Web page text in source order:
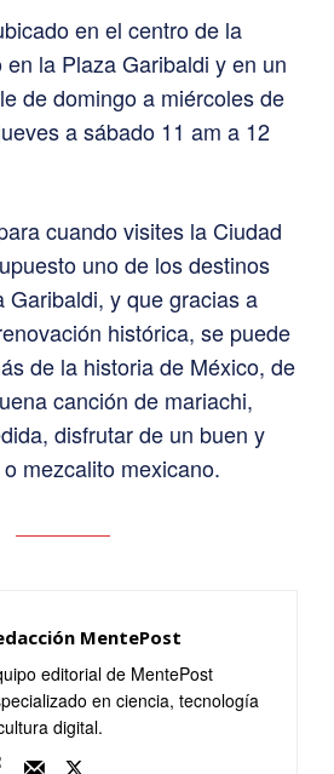
en el centro de la
la Plaza Garibaldi y en un
de domingo a miércoles de
a sábado 11 am a 12
cuando visites la Ciudad
uno de los destinos
Garibaldi, y que gracias a
histórica, se puede
de la historia de México, de
canción de mariachi,
disfrutar de un buen y
mezcalito mexicano.
MentePost
editorial de MentePost
en ciencia, tecnología
digital.